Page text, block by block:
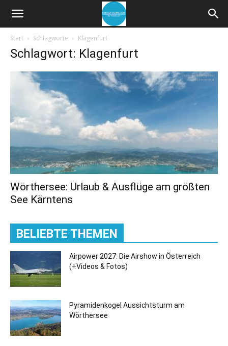
Start Schlagworte Klagenfurt
Schlagwort: Klagenfurt
Wörthersee: Urlaub & Ausflüge am größten
See Kärntens
BELIEBTE THEMEN
Airpower 2027: Die Airshow in Österreich
(+Videos & Fotos)
Pyramidenkogel Aussichtsturm am
Wörthersee